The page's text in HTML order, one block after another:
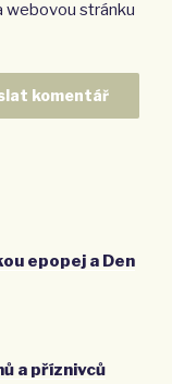
webovou stránku
epopej a Den
a příznivců